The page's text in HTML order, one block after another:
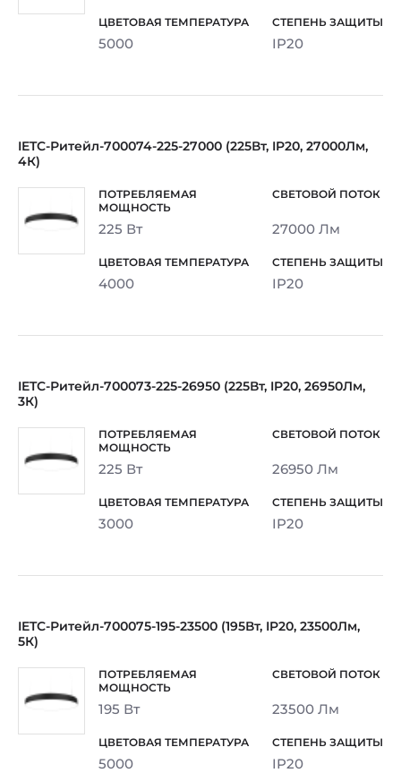
5000 IP20
IETC-Ритейл-700074-225-27000 (225Вт, IP20, 27000Лм,
4К)
225 Вт 27000 Лм
4000 IP20
IETC-Ритейл-700073-225-26950 (225Вт, IP20, 26950Лм,
3К)
225 Вт 26950 Лм
3000 IP20
IETC-Ритейл-700075-195-23500 (195Вт, IP20, 23500Лм,
5К)
195 Вт 23500 Лм
5000 IP20